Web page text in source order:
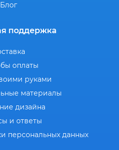
Блог
поддержка
оплаты
руками
материалы
дизайна
и ответы
персональных данных